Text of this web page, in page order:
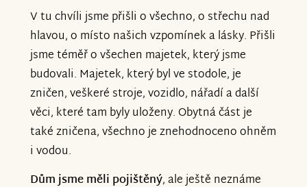
V tu chvíli jsme přišli o všechno, o střechu nad
hlavou, o místo našich vzpomínek a lásky. Přišli
jsme téměř o všechen majetek, který jsme
budovali. Majetek, který byl ve stodole, je
zničen, veškeré stroje, vozidlo, nářadí a další
věci, které tam byly uloženy. Obytná část je
také zničena, všechno je znehodnoceno ohněm
i vodou.
Dům jsme měli pojištěný, ale ještě neznáme